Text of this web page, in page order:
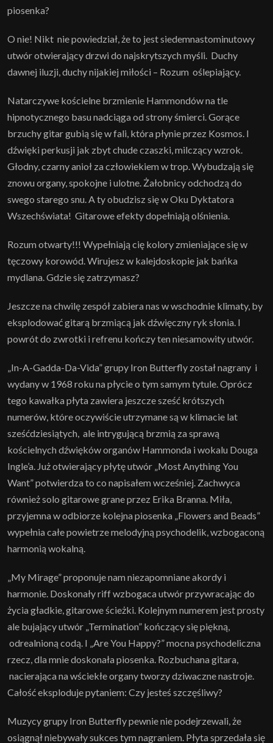
piosenka?
O nie! Nikt nie powiedział, że to jest siedemnastominutowy
utwór otwierający drzwi do najskrytszych myśli. Duchy
dawnej iluzji, duchy nijakiej miłości – Rozum oślepiający.
Natarczywe kościelne brzmienie Hammondów na tle
hipnotycznego basu nadciąga od strony śmierci. Gorące
brzuchy gitar gubią się w fali, która płynie przez Kosmos. I
dźwięki perkusji jak zbyt chude czaszki, milczący wzrok.
Głodny, czarny anioł za człowiekiem w trop. Wybudzają się
znowu organy, spokojne i ulotne. Żałobnicy odchodzą do
swego starego snu. A ty obudzisz się w Oku Dyktatora
Wszechświata! Gitarowe efekty dopełniają olśnienia.
Rozum otwarty!!! Wypełniają cię kolory zmieniające się w
tęczowy korowód. Wirujesz w kalejdoskopie jak bańka
mydlana. Gdzie się zatrzymasz?
Jeszcze na chwilę zespół zabiera nas w wschodnie klimaty, by
eksplodować gitarą brzmiącą jak dźwięczny ryk słonia. I
powrót do zwrotki i refrenu kończy ten niesamowity utwór.
„In-A-Gadda-Da-Vida” grupy Iron Butterfly został nagrany i
wydany w 1968 roku na płycie o tym samym tytule. Oprócz
tego kawałka płyta zawiera jeszcze sześć krótszych
numerów, które oczywiście utrzymane są w klimacie lat
sześćdziesiątych, ale intrygującą brzmią za sprawą
kościelnych dźwięków organów Hammonda i wokalu Douga
Ingle’a. Już otwierający płytę utwór „Most Anything You
Want” potwierdza to co napisałem wcześniej. Zachwyca
również solo gitarowe grane przez Erika Branna. Miła,
przyjemna w odbiorze kolejna piosenka „Flowers and Beads”
wypełnia całe powietrze melodyjną psychodelik, wzbogaconą
harmonią wokalną.
„My Mirage” proponuje nam niezapomniane akordy i
harmonie. Doskonały riff wzbogaca utwór przywracając do
życia gładkie, gitarowe ścieżki. Kolejnym numerem jest prosty
ale bujający utwór „Termination” kończący się piękną,
odrealnioną codą. I „Are You Happy?” mocna psychodeliczna
rzecz, dla mnie doskonała piosenka. Rozbuchana gitara,
nacierająca na wściekłe organy tworzy dziwaczne nastroje.
Całość eksploduje pytaniem: Czy jesteś szczęśliwy?
Muzycy grupy Iron Butterfly pewnie nie podejrzewali, że
osiągnął niebywały sukces tym nagraniem. Płyta sprzedała się